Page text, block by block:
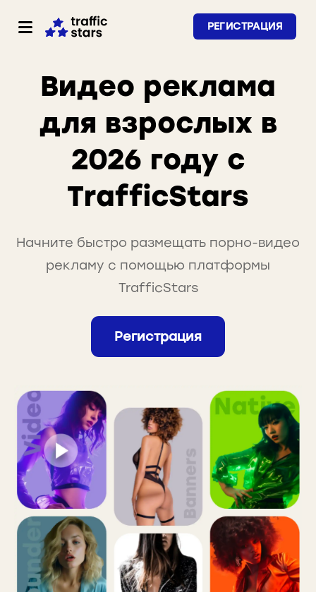
РЕГИСТРАЦИЯ
Видео реклама
для взрослых в
2026 году с
TrafficStars
Начните быстро размещать порно-видео
рекламу с помощью платформы
TrafficStars
Регистрация